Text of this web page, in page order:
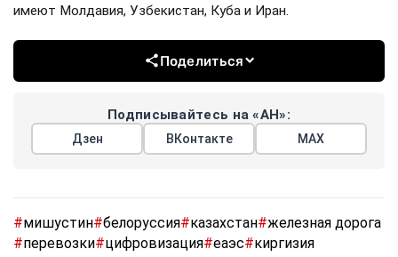
имеют Молдавия, Узбекистан, Куба и Иран.
Поделиться
Подписывайтесь на «АН»:
Дзен ВКонтакте МАХ
#мишустин#белоруссия#казахстан#железная дорога
#перевозки#цифровизация#еаэс#киргизия